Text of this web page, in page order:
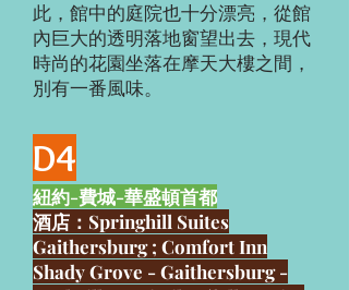
此，館中的庭院也十分漂亮，從館
內巨大的透明落地窗望出去，現代
時尚的花園坐落在摩天大樓之間，
別有一番風味。
D4
紐約-費城-華盛頓首都
酒店：Springhill Suites
Gaithersburg ; Comfort Inn
Shady Grove - Gaithersburg -